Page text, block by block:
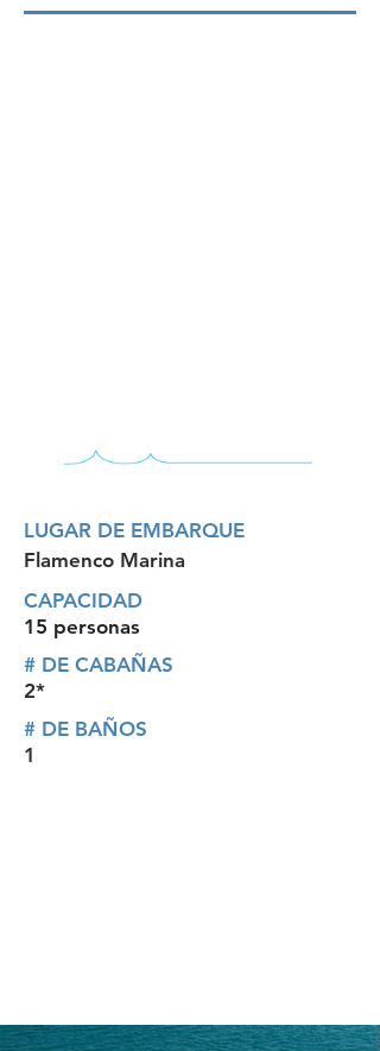
LUGAR DE EMBARQUE
Flamenco Marina
CAPACIDAD
15 personas
# DE CABAÑAS
2*
# DE BAÑOS
1